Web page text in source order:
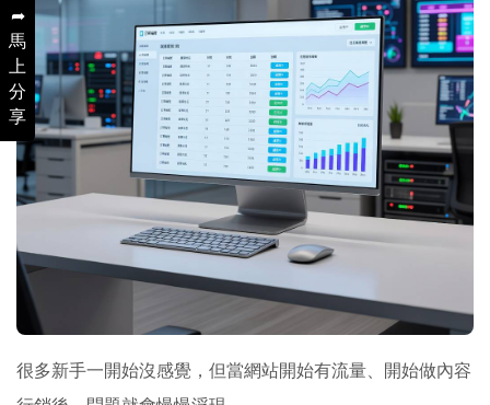
➦
馬
上
分
享
很多新手一開始沒感覺，但當網站開始有流量、開始做內容